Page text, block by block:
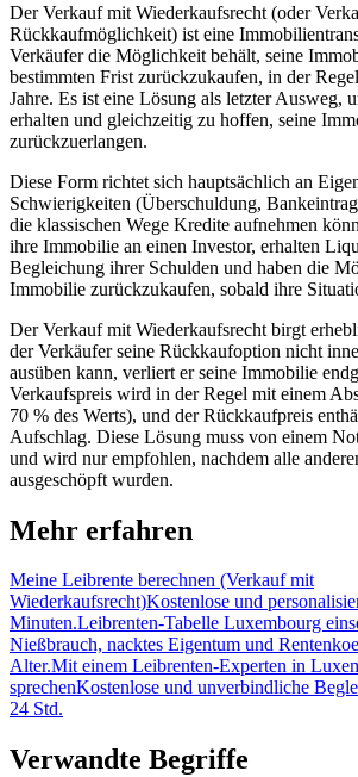
Der Verkauf mit Wiederkaufsrecht (oder
Rückkaufmöglichkeit) ist eine
Verkäufer die Möglichkeit behält, seine
bestimmten Frist zurückzukaufen, in der
Jahre. Es ist eine Lösung als letzter Ausweg,
erhalten und gleichzeitig zu hoffen, seine
zurückzuerlangen.
Diese Form richtet sich hauptsächlich an
Schwierigkeiten (Überschuldung,
die klassischen Wege Kredite aufnehmen
ihre Immobilie an einen Investor, erhalten
Begleichung ihrer Schulden und haben die
Immobilie zurückzukaufen, sobald ihre
Der Verkauf mit Wiederkaufsrecht birgt
der Verkäufer seine Rückkaufoption nicht
ausüben kann, verliert er seine Immobilie
Verkaufspreis wird in der Regel mit einem
70 % des Werts), und der Rückkaufpreis
Aufschlag. Diese Lösung muss von einem
und wird nur empfohlen, nachdem alle
ausgeschöpft wurden.
Mehr erfahren
Meine Leibrente berechnen (Verkauf mit
Wiederkaufsrecht)Kostenlose und
Minuten.Leibrenten-Tabelle Luxembourg
Nießbrauch, nacktes Eigentum und
Alter.Mit einem Leibrenten-Experten in
sprechenKostenlose und unverbindliche
24 Std.
Verwandte Begriffe